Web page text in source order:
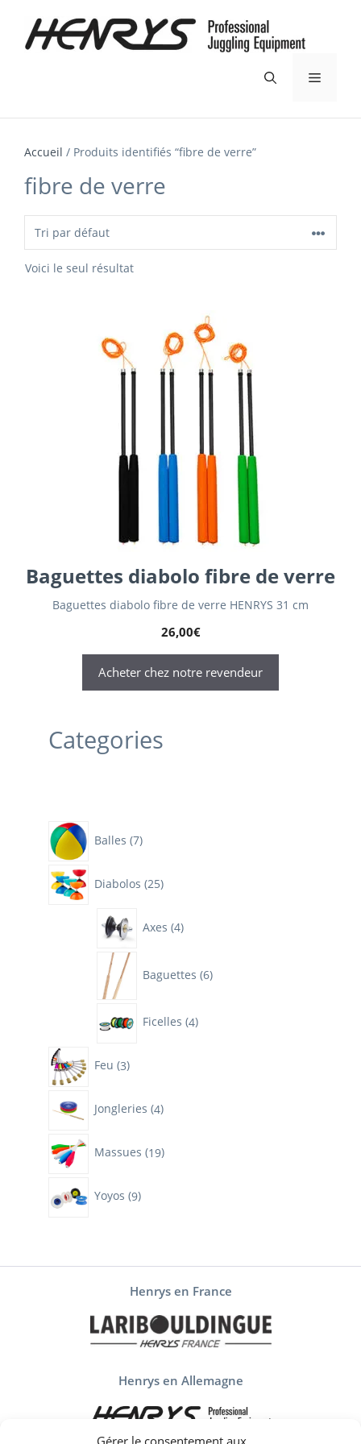
Gérer le consentement aux
contenu
Menu
Accueil / Produits identifiés “fibre de verre”
fibre de verre
Voici le seul résultat
Baguettes diabolo fibre de verre
Baguettes diabolo fibre de verre HENRYS 31 cm
26,00€
Acheter chez notre revendeur
Categories
Balles 7
produits
Diabolos 25
produits
Axes 4
produits
Baguettes 6produits
Ficelles 4
produits
Feu 3
produits
Jongleries 4
produits
Massues 19
produits
Yoyos 9
produits
Henrys en France
Henrys en Allemagne